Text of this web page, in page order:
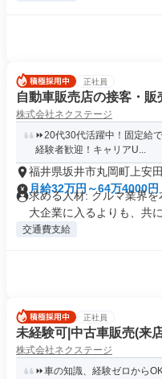
正社員
自動車販売店の接客・販
株式会社ネクステージ
⏩️20代30代活躍中！固定給
経験者歓迎！キャリアU...
福井県坂井市丸岡町上安田
月給32万円～64万4000円
求める人材: クルマ業界を
大企業に入るよりも、共に
交通費支給
正社員
未経験可|中古車販売(来
株式会社ネクステージ
⏩️車の知識、経験ゼロから